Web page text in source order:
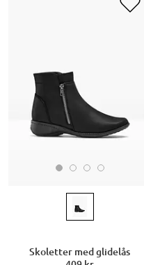
Skoletter med glidelås